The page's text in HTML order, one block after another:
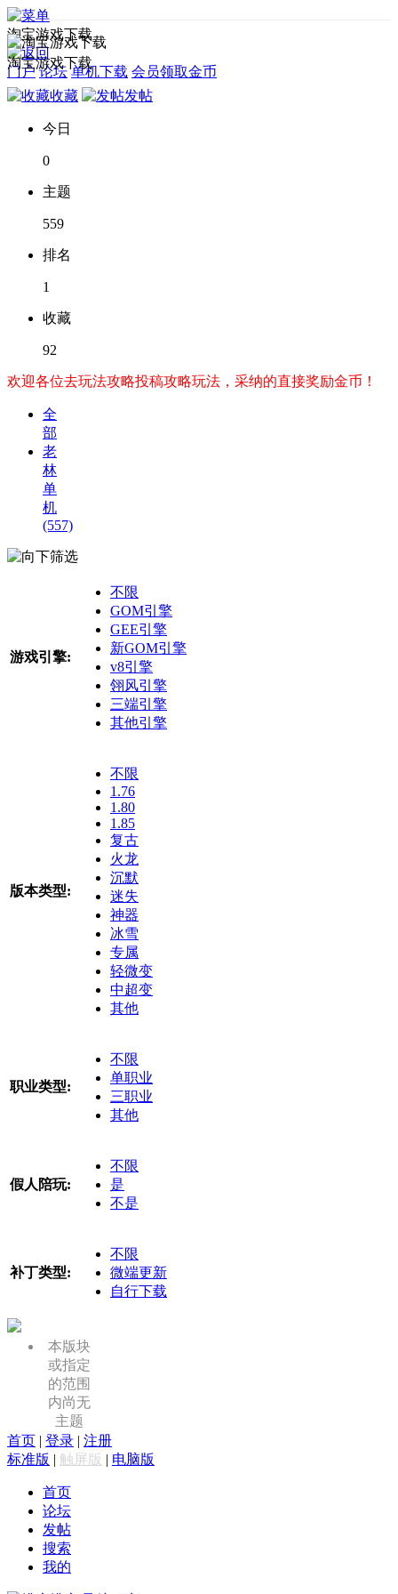
淘宝游戏下载
门户 论坛 单机下载 会员领取金币
淘宝游戏下载
收藏 发帖
今日
0
主题
559
排名
1
收藏
92
欢迎各位去玩法攻略投稿攻略玩法，采纳的直接奖励金币！
全
部
老
林
单
机
(557)
筛选
游戏引擎:
不限
GOM引擎
GEE引擎
新GOM引擎
v8引擎
翎风引擎
三端引擎
其他引擎
版本类型:
不限
1.76
1.80
1.85
复古
火龙
沉默
迷失
神器
冰雪
专属
轻微变
中超变
其他
职业类型:
不限
单职业
三职业
其他
假人陪玩:
不限
是
不是
补丁类型:
不限
微端更新
自行下载
本版块
或指定
的范围
内尚无
主题
首页 | 登录 | 注册
标准版 | 触屏版 | 电脑版
首页
论坛
发帖
搜索
我的